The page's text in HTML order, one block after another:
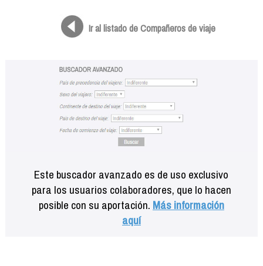
Ir al listado de Compañeros de viaje
Este buscador avanzado es de uso exclusivo
para los usuarios colaboradores, que lo hacen
posible con su aportación. Más información
aquí